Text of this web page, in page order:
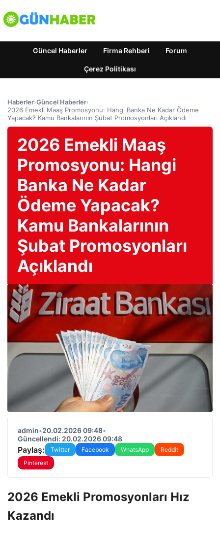
Güncel Haberler Firma Rehberi Forum
Çerez Politikası
Haberler›Güncel Haberler›
2026 Emekli Maaş Promosyonu: Hangi Banka Ne Kadar Ödeme
Yapacak? Kamu Bankalarının Şubat Promosyonları Açıklandı
2026 Emekli Maaş
Promosyonu: Hangi
Banka Ne Kadar
Ödeme Yapacak?
Kamu Bankalarının
Şubat Promosyonları
Açıklandı
admin•20.02.2026 09:48•
Güncellendi: 20.02.2026 09:48
Paylaş: Twitter Facebook WhatsApp
Reddit
Pinterest
2026 Emekli Promosyonları Hız
Kazandı